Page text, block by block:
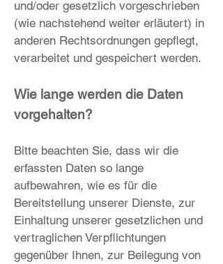
und/oder gesetzlich vorgeschrieben
(wie nachstehend weiter erläutert) in
anderen Rechtsordnungen gepflegt,
verarbeitet und gespeichert werden.
Wie lange werden die Daten
vorgehalten?
Bitte beachten Sie, dass wir die
erfassten Daten so lange
aufbewahren, wie es für die
Bereitstellung unserer Dienste, zur
Einhaltung unserer gesetzlichen und
vertraglichen Verpflichtungen
gegenüber Ihnen, zur Beilegung von